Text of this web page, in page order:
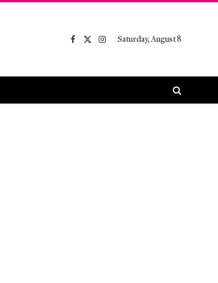
Facebook
X
Instagram
Saturday, August 8